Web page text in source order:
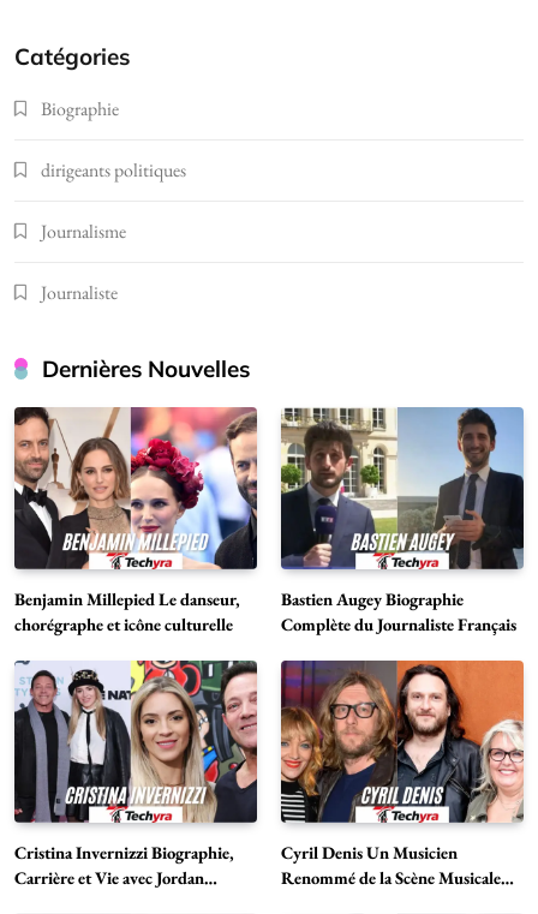
Catégories
Biographie
dirigeants politiques
Journalisme
Journaliste
Dernières Nouvelles
Benjamin Millepied Le danseur,
chorégraphe et icône culturelle
Bastien Augey Biographie
Complète du Journaliste Français
Cristina Invernizzi Biographie,
Carrière et Vie avec Jordan
Cyril Denis Un Musicien
Renommé de la Scène Musicale